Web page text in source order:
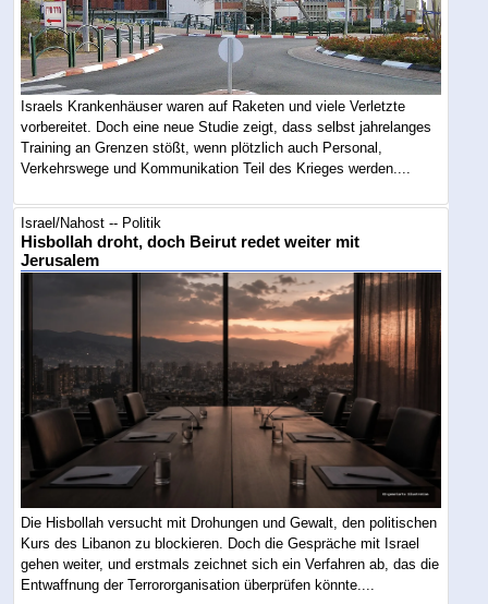
Israels Krankenhäuser waren auf Raketen und viele Verletzte
vorbereitet. Doch eine neue Studie zeigt, dass selbst jahrelanges
Training an Grenzen stößt, wenn plötzlich auch Personal,
Verkehrswege und Kommunikation Teil des Krieges werden....
Israel/Nahost -- Politik
Hisbollah droht, doch Beirut redet weiter mit
Jerusalem
Die Hisbollah versucht mit Drohungen und Gewalt, den politischen
Kurs des Libanon zu blockieren. Doch die Gespräche mit Israel
gehen weiter, und erstmals zeichnet sich ein Verfahren ab, das die
Entwaffnung der Terrororganisation überprüfen könnte....